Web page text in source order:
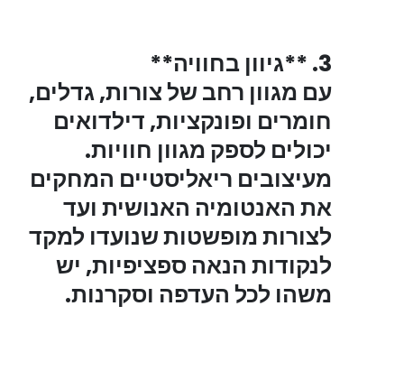
3. **גיוון בחוויה**
עם מגוון רחב של צורות, גדלים,
חומרים ופונקציות, דילדואים
יכולים לספק מגוון חוויות.
מעיצובים ריאליסטיים המחקים
את האנטומיה האנושית ועד
לצורות מופשטות שנועדו למקד
לנקודות הנאה ספציפיות, יש
משהו לכל העדפה וסקרנות.